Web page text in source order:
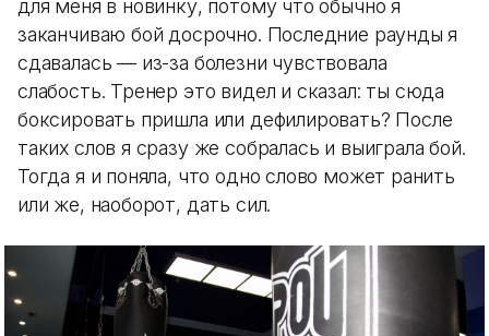
для меня в новинку, потому что обычно я
заканчиваю бой досрочно. Последние раунды я
сдавалась — из-за болезни чувствовала
слабость. Тренер это видел и сказал: ты сюда
боксировать пришла или дефилировать? После
таких слов я сразу же собралась и выиграла бой.
Тогда я и поняла, что одно слово может ранить
или же, наоборот, дать сил.